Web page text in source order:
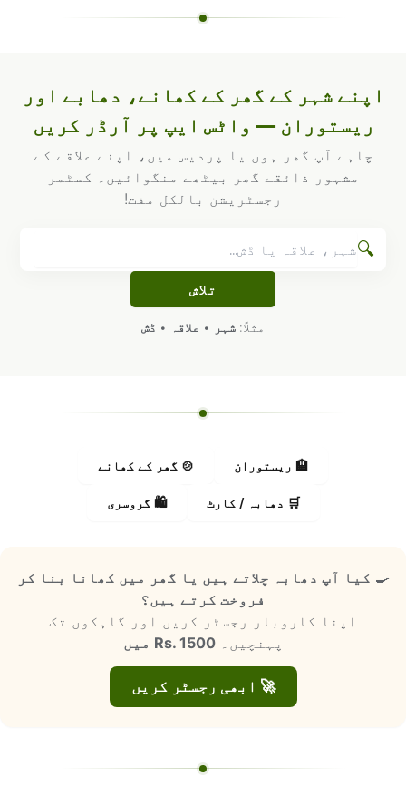
اپنے شہر کے گھر کے کھانے، دھابے اور
ریستوران — واٹس ایپ پر آرڈر کریں
چاہے آپ گھر ہوں یا پردیس میں، اپنے علاقے کے
مشہور ذائقے گھر بیٹھے منگوائیں۔ کسٹمر
رجسٹریشن بالکل مفت!
🔍
تلاش
مثلاً: شہر • علاقہ • ڈش
🏨 ریستوران 🍲 گھر کے کھانے
🛒 دھابہ / کارٹ 🛍️ گروسری
🍳 کیا آپ دھابہ چلاتے ہیں یا گھر میں کھانا بنا کر
فروخت کرتے ہیں؟
اپنا کاروبار رجسٹر کریں اور گاہکوں تک
پہنچیں۔Rs. 1500 میں
🚀 ابھی رجسٹر کریں